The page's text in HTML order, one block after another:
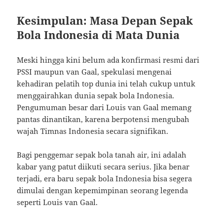
Kesimpulan: Masa Depan Sepak
Bola Indonesia di Mata Dunia
Meski hingga kini belum ada konfirmasi resmi dari
PSSI maupun van Gaal, spekulasi mengenai
kehadiran pelatih top dunia ini telah cukup untuk
menggairahkan dunia sepak bola Indonesia.
Pengumuman besar dari Louis van Gaal memang
pantas dinantikan, karena berpotensi mengubah
wajah Timnas Indonesia secara signifikan.
Bagi penggemar sepak bola tanah air, ini adalah
kabar yang patut diikuti secara serius. Jika benar
terjadi, era baru sepak bola Indonesia bisa segera
dimulai dengan kepemimpinan seorang legenda
seperti Louis van Gaal.